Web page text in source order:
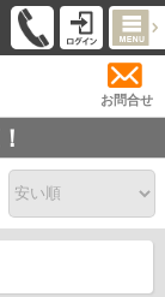
お問合せ